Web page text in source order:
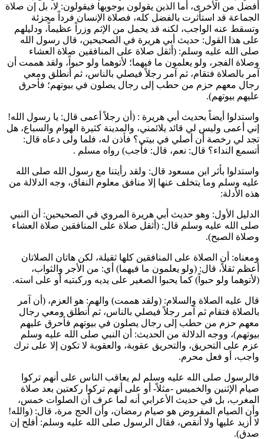
أفضل من الأخرى، أما الذين يقولون بوجوبها فيقولون: لا، بل إن صلاة
الجماعة قد استأثرت بالفضل كله، فصلاة الإنسان فرداً مجزئة
وتسقط عنه الواجب، لكنه قد يحمل من الإثم وزراً عظيماً، ودليلهم
على هذا القول: حديث أبي هريرة في الصحيحين، قال رسول الله
صلى الله عليه وسلم: ( أثقل صلاة على المنافقين صلاة العشاء
وصلاة الفجر، ولو يعلمون ما فيهما؛ لأتوهما ولو حبواً، ولقد هممت أن
آمر بالصلاة فتقام، ثم آمر رجلاً فيصلي بالناس، ثم أنطلق ومعي
رجال معهم حزم من حطب إلى رجال يصلون في بيوتهم؛ فأحرق
عليهم بيوتهم).
واستدلوا أيضاً بحديث أبي هريرة : ( أن رجلاً أعمى قال: يا رسول الله!
إني أعمى وليس لي قائد يلائمني، والمدينة كثيرة الهوام والسباع، هل
تجد لي رخصة أن أصلي في بيتي؟ فأذن له، فلما ولى دعاه قال:
أتسمع النداء؟ قال: نعم، قال: فأجب) رواه مسلم .
واستدلوا بأثر ابن مسعود قال: ولقد رأيتنا مع رسول الله صلى الله
عليه وسلم وما يتخلف عنها إلا منافق معلوم النفاق، وجه الدلالة من
هذه الأدلة:
الدليل الأول: وهو حديث أبي هريرة المروي في الصحيحين: أن النبي
صلى الله عليه وسلم قال: ( أثقل صلاة على المنافقين صلاة العشاء
وصلاة الصبح).
ومعناه: أن الصلاة على المنافقين كلها ثقيلة، لكن هاتان الصلاتان
أعظم ثقلاً، قال: (ولو يعلمون ما فيهما) أي: من الأجر والثواب،
(لأتوهما ولو حبواً ) كما يحبوا الصغير على يديه وركبتيه أو على استه.
قال عليه الصلاة والسلام: (ولقد هممت) والهم: هو العزم، ( أن آمر
بالصلاة فتقام ثم آمر رجلاً فيصلي بالناس، ثم أنطلق ومعي رجال
معهم حزم من حطب إلى رجال يصلون في بيوتهم فأحرق عليهم
بيوتهم)، ووجه الدلالة من الحديث: أن النبي صلى الله عليه وسلم
عزم على التحريق، والتحريق عقوبة، والعقوبة لا تكون إلا على ترك
واجب، أو فعل محرم.
فالرسول صلى الله عليه وسلم لم يعاقب الناس على أنهم تركوا
صيام الإثنين والخميس -مثلاً- أو على أنهم تركوا ركعتين بعد صلاة
المغرب، بل في حديث الأعرابي أنه لما عرف أن الصلوات خمس،
وأن الصيام المفروض هو صيام رمضان، وأن الحج مرة، قال: (والله!
لا أزيد عليها ولا أنقص، فقال الرسول صلى الله عليه وسلم: أفلح إن
صدق).